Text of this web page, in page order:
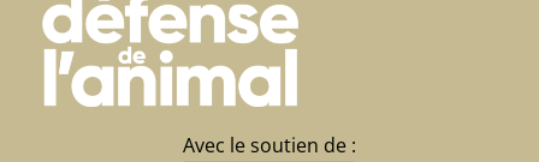
Avec le soutien de :